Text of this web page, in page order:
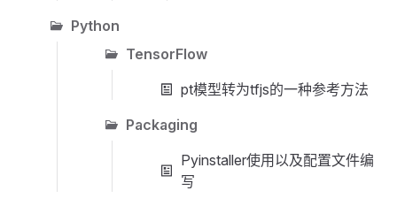
Python
TensorFlow
pt模型转为tfjs的一种参考方法
Packaging
Pyinstaller使用以及配置文件编
写